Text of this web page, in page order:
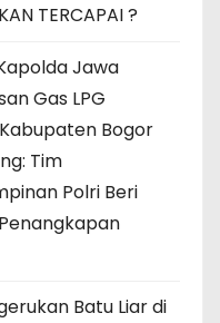
TERCAPAI ?
Jawa
Gas LPG
Bogor
Tim
Polri Beri
Batu Liar di